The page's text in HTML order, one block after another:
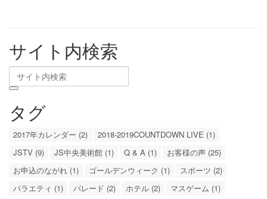
サイト内検索
タグ
2017年カレンダー (2)
2018-2019COUNTDOWN LIVE (1)
JSTV (9)
JS中央美術館 (1) Q & A (1)
お客様の声 (25)
お申込のながれ (1)
ゴールデンウィーク (1)
スポーツ (2)
バラエティ (1)
パレード (2) ホテル (2)
マスゲーム (1)